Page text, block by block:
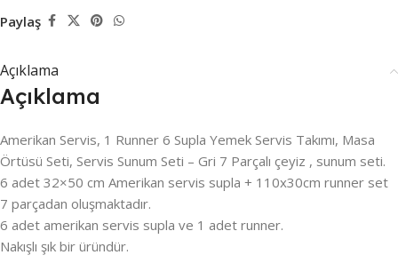
Paylaş
Açıklama
Açıklama
Amerikan Servis, 1 Runner 6 Supla Yemek Servis Takımı, Masa
Örtüsü Seti, Servis Sunum Seti – Gri 7 Parçalı çeyiz , sunum seti.
6 adet 32×50 cm Amerikan servis supla + 110x30cm runner set
7 parçadan oluşmaktadır.
6 adet amerikan servis supla ve 1 adet runner.
Nakışlı şık bir üründür.